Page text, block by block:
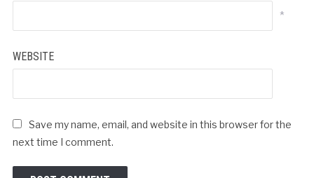
*
WEBSITE
Save my name, email, and website in this browser for the
next time I comment.